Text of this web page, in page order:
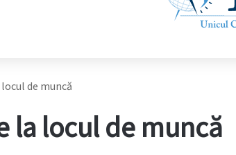
de muncă
la locul de muncă